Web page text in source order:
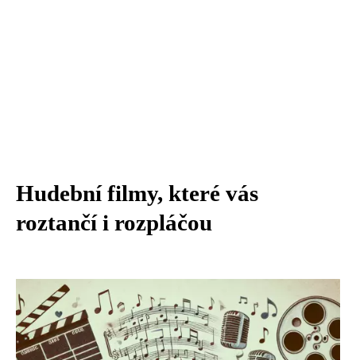
Hudební filmy, které vás
roztančí i rozpláčou